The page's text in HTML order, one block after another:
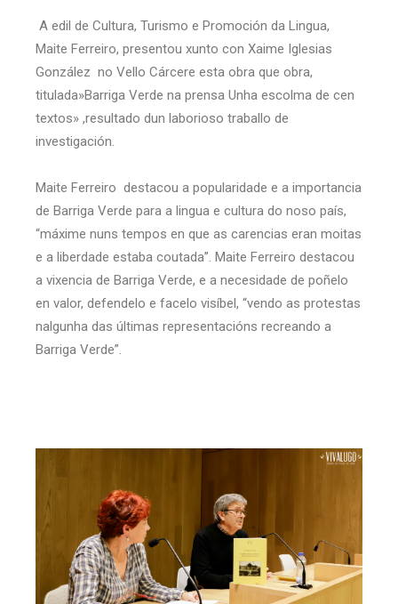
A edil de Cultura, Turismo e Promoción da Lingua,
Maite Ferreiro, presentou xunto con Xaime Iglesias
González no Vello Cárcere esta obra que obra,
titulada»Barriga Verde na prensa Unha escolma de cen
textos» ,resultado dun laborioso traballo de
investigación.
Maite Ferreiro destacou a popularidade e a importancia
de Barriga Verde para a lingua e cultura do noso país,
“máxime nuns tempos en que as carencias eran moitas
e a liberdade estaba coutada”. Maite Ferreiro destacou
a vixencia de Barriga Verde, e a necesidade de poñelo
en valor, defendelo e facelo visíbel, “vendo as protestas
nalgunha das últimas representacións recreando a
Barriga Verde”.